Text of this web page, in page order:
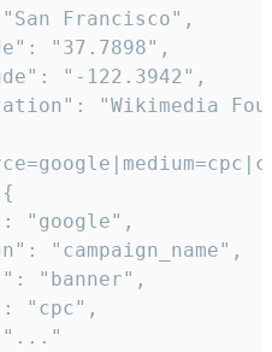
Francisco",
"37.7898",
"-122.3942",
"Wikimedia
"google",
"campaign_name",
"banner",
"cpc",